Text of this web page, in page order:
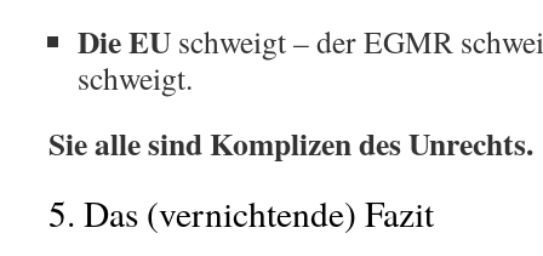
Die EU schweigt – der EGMR
schweigt.
Sie alle sind Komplizen des Unrechts.
5. Das (vernichtende) Fazit